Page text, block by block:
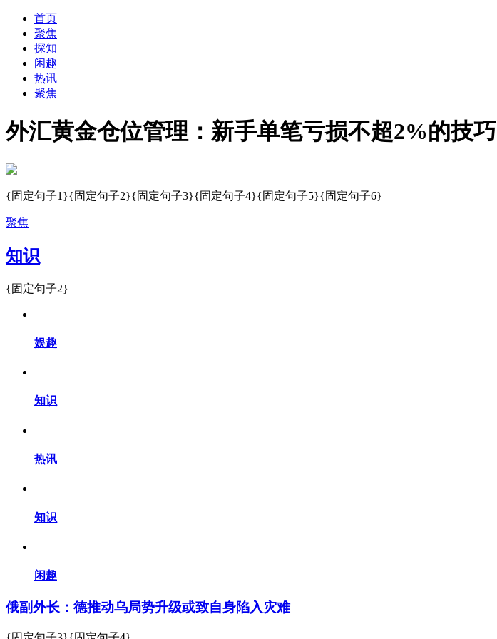
首页
聚焦
探知
闲趣
热讯
聚焦
外汇黄金仓位管理：新手单笔亏损不超2%的技巧
{固定句子1}{固定句子2}{固定句子3}{固定句子4}{固定句子5}{固定句子6}
聚焦
知识
{固定句子2}
娱趣
知识
热讯
知识
闲趣
俄副外长：德推动乌局势升级或致自身陷入灾难